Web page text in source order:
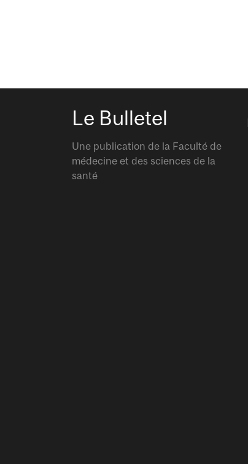
Le Bulletel
Une publication de la Faculté de
médecine et des sciences de la
santé